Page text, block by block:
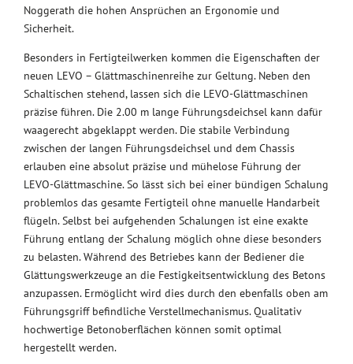
Noggerath die hohen Ansprüchen an Ergonomie und
Sicherheit.
Besonders in Fertigteilwerken kommen die Eigenschaften der
neuen LEVO – Glättmaschinenreihe zur Geltung. Neben den
Schaltischen stehend, lassen sich die LEVO-Glättmaschinen
präzise führen. Die 2.00 m lange Führungsdeichsel kann dafür
waagerecht abgeklappt werden. Die stabile Verbindung
zwischen der langen Führungsdeichsel und dem Chassis
erlauben eine absolut präzise und mühelose Führung der
LEVO-Glättmaschine. So lässt sich bei einer bündigen Schalung
problemlos das gesamte Fertigteil ohne manuelle Handarbeit
flügeln. Selbst bei aufgehenden Schalungen ist eine exakte
Führung entlang der Schalung möglich ohne diese besonders
zu belasten. Während des Betriebes kann der Bediener die
Glättungswerkzeuge an die Festigkeitsentwicklung des Betons
anzupassen. Ermöglicht wird dies durch den ebenfalls oben am
Führungsgriff befindliche Verstellmechanismus. Qualitativ
hochwertige Betonoberflächen können somit optimal
hergestellt werden.